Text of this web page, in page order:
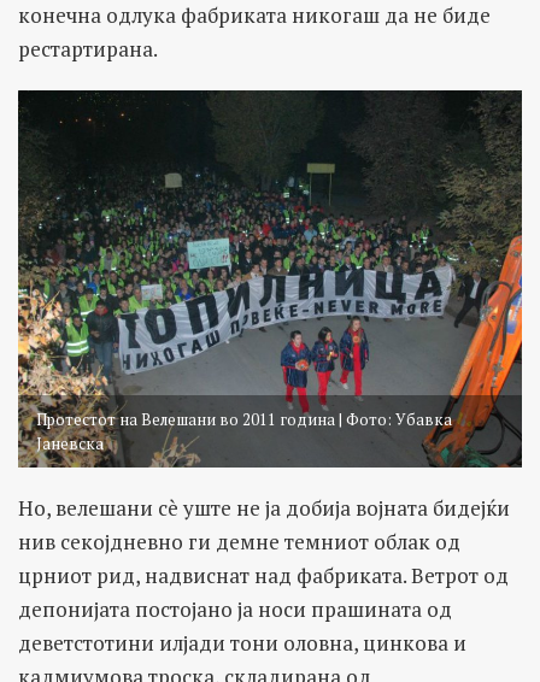
конечна одлука фабриката никогаш да не биде
рестартирана.
Протестот на Велешани во 2011 година | Фото: Убавка
Јаневска
Но, велешани сè уште не ја добија војната бидејќи
нив секојдневно ги демне темниот облак од
црниот рид, надвиснат над фабриката. Ветрот од
депонијата постојано ја носи прашината од
деветстотини илјади тони оловна, цинкова и